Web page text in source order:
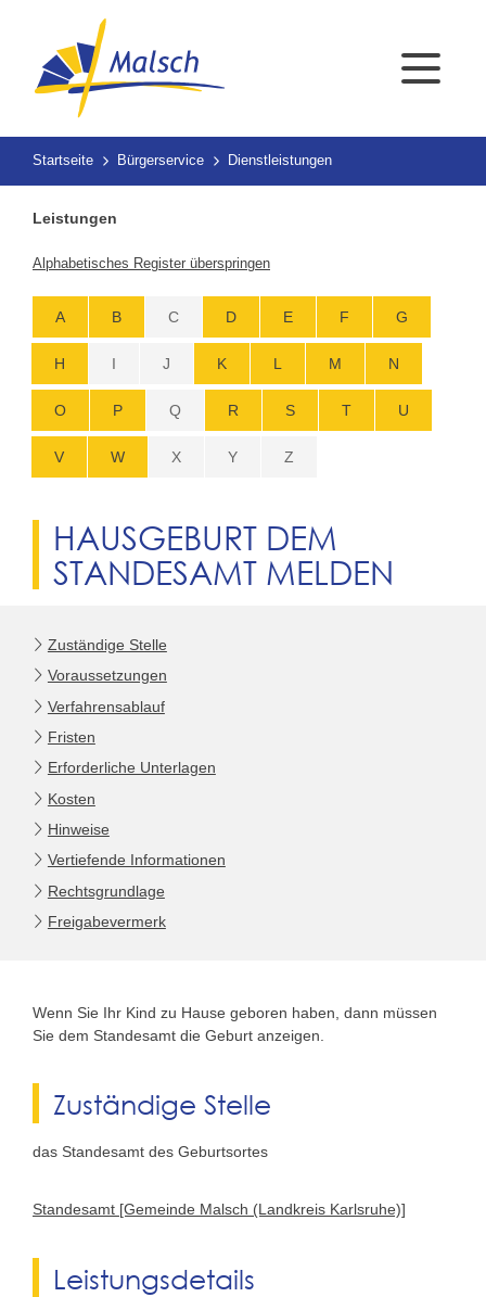
Startseite Bürgerservice Dienstleistungen
Leistungen
Alphabetisches Register überspringen
A B C D E F G
H I J K L M N
O P Q R S T U
V W X Y Z
HAUSGEBURT DEM
STANDESAMT MELDEN
Zuständige Stelle
Voraussetzungen
Verfahrensablauf
Fristen
Erforderliche Unterlagen
Kosten
Hinweise
Vertiefende Informationen
Rechtsgrundlage
Freigabevermerk
Wenn Sie Ihr Kind zu Hause geboren haben, dann müssen
Sie dem Standesamt die Geburt anzeigen.
Zuständige Stelle
das Standesamt des Geburtsortes
Standesamt [Gemeinde Malsch (Landkreis Karlsruhe)]
Leistungsdetails